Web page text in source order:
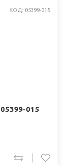
КОД: 05399-015
015